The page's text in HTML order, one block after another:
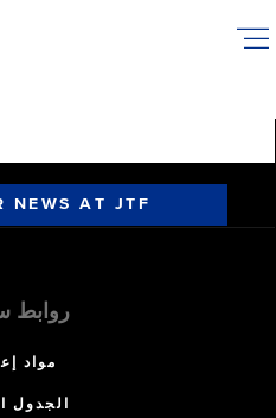
NEWS AT JTF
روابط
مواد
الجدول